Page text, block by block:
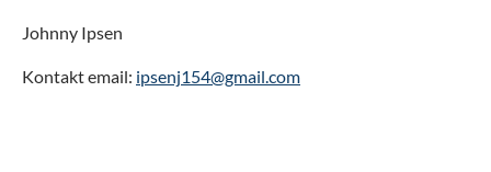
Johnny Ipsen
Kontakt email: ipsenj154@gmail.com